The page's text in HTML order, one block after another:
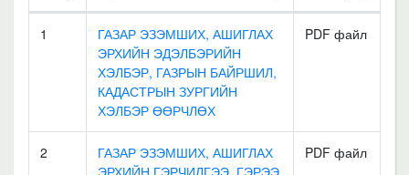
1
ГАЗАР ЭЗЭМШИХ, АШИГЛАХ
ЭРХИЙН ЭДЭЛБЭРИЙН
ХЭЛБЭР, ГАЗРЫН БАЙРШИЛ,
КАДАСТРЫН ЗУРГИЙН
ХЭЛБЭР ӨӨРЧЛӨХ
PDF файл
2
ГАЗАР ЭЗЭМШИХ, АШИГЛАХ
ЭРХИЙН ГЭРЧИЛГЭЭ, ГЭРЭЭ
PDF файл